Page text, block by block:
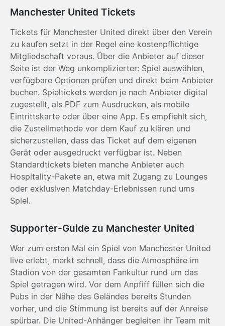
Manchester United Tickets
Tickets für Manchester United direkt über den Verein
zu kaufen setzt in der Regel eine kostenpflichtige
Mitgliedschaft voraus. Über die Anbieter auf dieser
Seite ist der Weg unkomplizierter: Spiel auswählen,
verfügbare Optionen prüfen und direkt beim Anbieter
buchen. Spieltickets werden je nach Anbieter digital
zugestellt, als PDF zum Ausdrucken, als mobile
Eintrittskarte oder über eine App. Es empfiehlt sich,
die Zustellmethode vor dem Kauf zu klären und
sicherzustellen, dass das Ticket auf dem eigenen
Gerät oder ausgedruckt verfügbar ist. Neben
Standardtickets bieten manche Anbieter auch
Hospitality-Pakete an, etwa mit Zugang zu Lounges
oder exklusiven Matchday-Erlebnissen rund ums
Spiel.
Supporter-Guide zu Manchester United
Wer zum ersten Mal ein Spiel von Manchester United
live erlebt, merkt schnell, dass die Atmosphäre im
Stadion von der gesamten Fankultur rund um das
Spiel getragen wird. Vor dem Anpfiff füllen sich die
Pubs in der Nähe des Geländes bereits Stunden
vorher, und die Stimmung ist bereits auf der Anreise
spürbar. Die United-Anhänger begleiten ihr Team mit